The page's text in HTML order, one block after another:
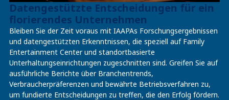
Datengestützte Entscheidungen für ein
florierendes Unternehmen
Bleiben Sie der Zeit voraus mit IAAPAs Forschungsergebnissen
und datengestützten Erkenntnissen, die speziell auf Family
Entertainment Center und standortbasierte
Unterhaltungseinrichtungen zugeschnitten sind. Greifen Sie auf
ausführliche Berichte über Branchentrends,
Verbraucherpräferenzen und bewährte Betriebsverfahren zu,
um fundierte Entscheidungen zu treffen, die den Erfolg fördern.